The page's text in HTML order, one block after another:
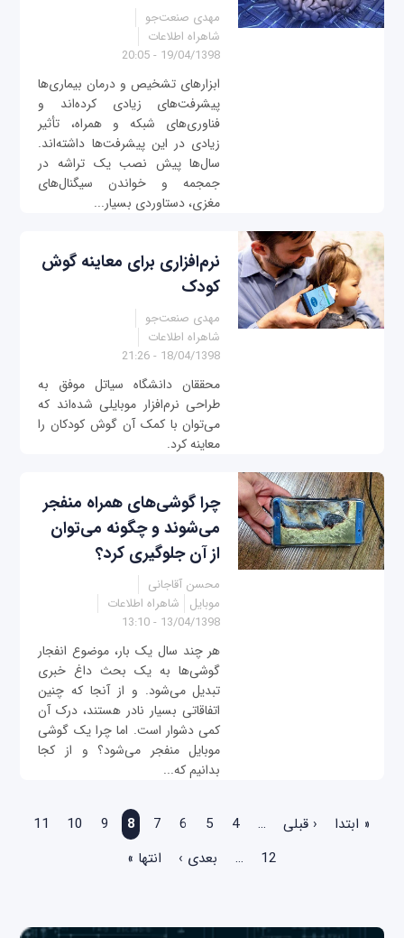
مهدی صنعت‌جو
شاهراه اطلاعات
19/04/1398 - 20:05
ابزارهای تشخیص و درمان بیماری‌ها
پیشرفت‌های زیادی کرده‌اند و
فناوری‌های شبکه و همراه، تأثیر
زیادی در این پیشرفت‌ها داشته‌اند.
سال‌ها پیش نصب یک تراشه در
جمجمه و خواندن سیگنال‌های
مغزی، دستاوردی بسیار...
نرم‌افزاری برای معاینه گوش
کودک
مهدی صنعت‌جو
شاهراه اطلاعات
18/04/1398 - 21:26
محققان دانشگاه سیاتل موفق به
طراحی نرم‌افزار موبایلی شده‌اند که
می‌توان با کمک آن گوش کودکان را
معاینه کرد.
چرا گوشی‌های همراه منفجر
می‌شوند و چگونه می‌توان
از آن جلوگیری کرد؟
محسن آقاجانی
موبایل
شاهراه اطلاعات
13/04/1398 - 13:10
هر چند سال یک بار، موضوع انفجار
گوشی‌ها به یک بحث داغ خبری
تبدیل می‌شود. و از آنجا که چنین
اتفاقاتی بسیار نادر هستند، درک آن
کمی‌ دشوار است. اما چرا یک گوشی
موبایل منفجر می‌شود؟ و از کجا
بدانیم که...
« ابتدا ‹ قبلی …
4
5
6
7
8
9
10
11
12
… بعدی › انتها »